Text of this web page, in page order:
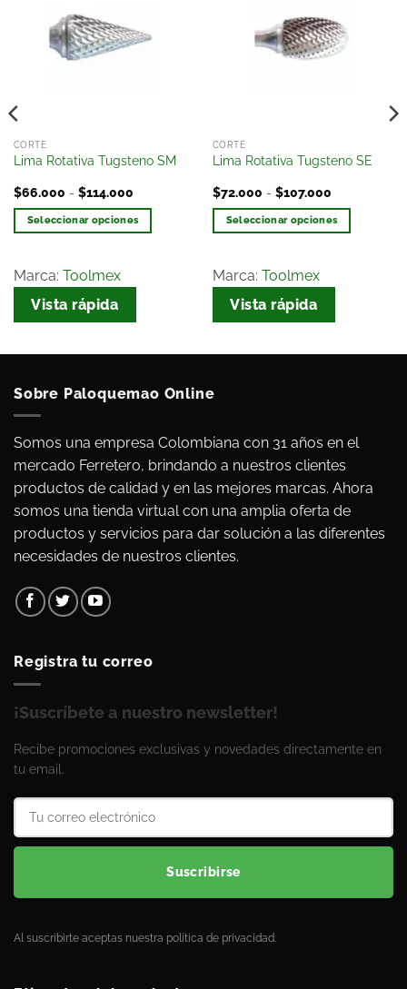
de
CORTE
Lima Rotativa Tugsteno SM
$66.000 - $114.000
Seleccionar opciones
Marca: Toolmex
Vista rápida
lista
de
deseos
CORTE
Lima Rotativa Tugsteno SE
$72.000 - $107.000
Seleccionar opciones
Marca: Toolmex
Vista rápida
Sobre Paloquemao Online
Somos una empresa Colombiana con 31 años en el
mercado Ferretero, brindando a nuestros clientes
productos de calidad y en las mejores marcas. Ahora
somos una tienda virtual con una amplia oferta de
productos y servicios para dar solución a las diferentes
necesidades de nuestros clientes.
Registra tu correo
¡Suscríbete a nuestro newsletter!
Recibe promociones exclusivas y novedades directamente en
tu email.
Suscribirse
Al suscribirte aceptas nuestra política de privacidad.